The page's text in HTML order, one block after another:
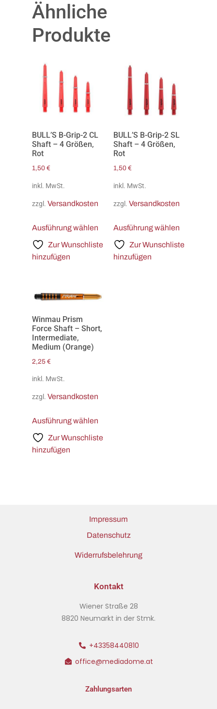
Ähnliche
Produkte
BULL’S B-Grip-2 CL
Shaft – 4 Größen,
Rot
1,50 €
inkl. MwSt.
zzgl. Versandkosten
Ausführung wählen
Zur Wunschliste
hinzufügen
BULL’S B-Grip-2 SL
Shaft – 4 Größen,
Rot
1,50 €
inkl. MwSt.
zzgl. Versandkosten
Ausführung wählen
Zur Wunschliste
hinzufügen
Winmau Prism
Force Shaft – Short,
Intermediate,
Medium (Orange)
2,25 €
inkl. MwSt.
zzgl. Versandkosten
Ausführung wählen
Zur Wunschliste
hinzufügen
Impressum
Datenschutz
Widerrufsbelehrung
Kontakt
Wiener Straße 28
8820 Neumarkt in der Stmk.
+43358440810
office@mediadome.at
Zahlungsarten